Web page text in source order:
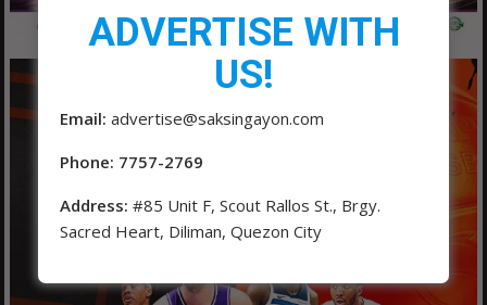
ADVERTISE WITH
US!
Email: advertise@saksingayon.com
Phone: 7757-2769
Address: #85 Unit F, Scout Rallos St., Brgy.
Sacred Heart, Diliman, Quezon City